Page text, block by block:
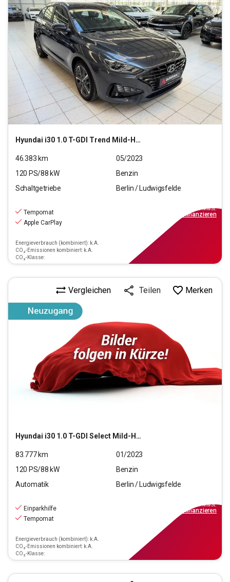
Hyundai i30 1.0 T-GDI Trend Mild-Hybrid (EURO 6d)(OPF)
46.383 km
05/2023
120 PS/88 kW
Benzin
Schaltgetriebe
Berlin / Ludwigsfelde
Tempomat
Apple CarPlay
Energieverbrauch (kombiniert): k.A.
CO₂-Emissionen kombiniert: k.A.
CO₂-Klasse:
inkl.MwSt.
finanzieren
Hyundai i30 1.0 T-GDI Select Mild-Hybrid (EURO 6d)(OPF)
Vergleichen Teilen Merken
83.777km
01/2023
120 PS/88 kW
Benzin
Automatik
Berlin / Ludwigsfelde
Einparkhilfe
Tempomat
Energieverbrauch (kombiniert): k.A.
CO₂-Emissionen kombiniert: k.A.
CO₂-Klasse:
inkl.MwSt.
finanzieren